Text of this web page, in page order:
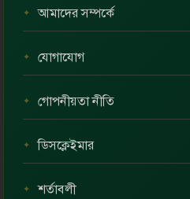
আমাদের সম্পর্কে
যোগাযোগ
গোপনীয়তা নীতি
ডিসক্লেইমার
শর্তাবলী